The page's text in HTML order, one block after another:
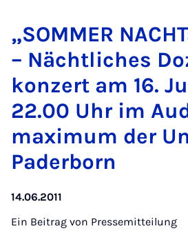
„SOM­MER
– Nächt­li­ches
kon­zert am 16.
22.00 Uhr im
ma­xi­mum der
Pa­der­born
14.06.2011
Ein Beitrag von Pressemitteilung